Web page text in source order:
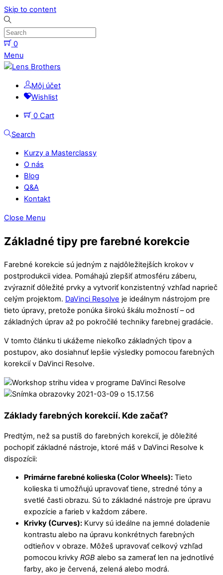
Skip to content
0
Menu
Môj účet
Wishlist
0 Cart
Search
Kurzy a Masterclassy
O nás
Blog
Q&A
Kontakt
Close Menu
Základné tipy pre farebné korekcie
Farebné korekcie sú jedným z najdôležitejších krokov v
postprodukcii videa. Pomáhajú zlepšiť atmosféru záberu,
zvýrazniť dôležité prvky a vytvoriť konzistentný vzhľad naprieč
celým projektom. DaVinci Resolve je ideálnym nástrojom pre
tieto úpravy, pretože ponúka širokú škálu možností – od
základných úprav až po pokročilé techniky farebnej gradácie.
V tomto článku ti ukážeme niekoľko základných tipov a
postupov, ako dosiahnuť lepšie výsledky pomocou farebných
korekcií v DaVinci Resolve.
Základy farebných korekcií. Kde začať?
Predtým, než sa pustíš do farebných korekcií, je dôležité
pochopiť základné nástroje, ktoré máš v DaVinci Resolve k
dispozícii:
Primárne farebné kolieska (Color Wheels): Tieto
kolieska ti umožňujú upravovať tiene, stredné tóny a
svetlé časti obrazu. Sú to základné nástroje pre úpravu
expozície a farieb v každom zábere.
Krivky (Curves): Kurvy sú ideálne na jemné doladenie
kontrastu alebo na úpravu konkrétnych farebných
odtieňov v obraze. Môžeš upravovať celkový vzhľad
pomocou krivky RGB alebo sa zamerať len na jednotlivé
farby, ako je červená, zelená alebo modrá.